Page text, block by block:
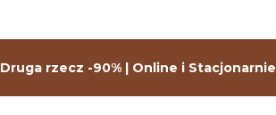
Druga rzecz -90% | Online i Stacjonarnie